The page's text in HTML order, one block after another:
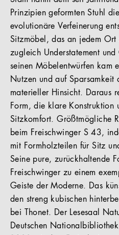
Prinzipien geformten Stuhl
evolutionäre Verfeinerung
Sitzmöbel, das an jedem
zugleich Understatement
seinen Möbelentwürfen kam
Nutzen und auf Sparsamkeit
materieller Hinsicht. Daraus
Form, die klare Konstruktion
Sitzkomfort. Größtmögliche
beim Freischwinger S 43,
mit Formholzteilen für Sitz
Seine pure, zurückhaltende
Freischwinger zu einem
Geiste der Moderne. Das
den streng kubischen
bei Thonet. Der Lesesaal
Deutschen